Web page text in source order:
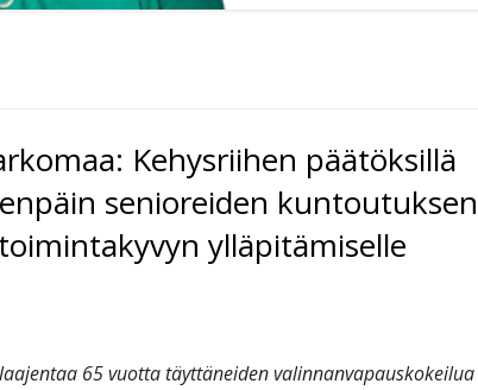
Kehysriihen päätöksillä
senioreiden kuntoutuksen
ylläpitämiselle
65 vuotta täyttäneiden valinnanvapauskokeilua